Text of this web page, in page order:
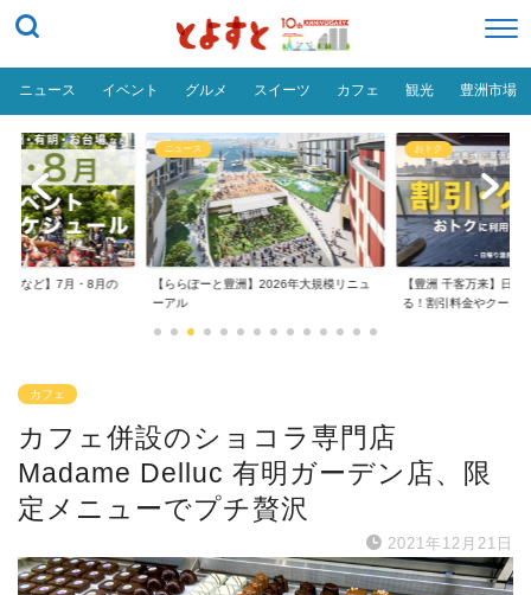
ニュース イベント グルメ スイーツ カフェ 観光 豊洲市場
場など】7月・8月の
ニュース
【ららぽーと豊洲】2026年大規模リニュ
ーアル
おトク
【豊洲 千客万来】日帰
る！割引料金やクーポ...
カフェ
カフェ併設のショコラ専門店
Madame Delluc 有明ガーデン店、限
定メニューでプチ贅沢
2021年12月21日